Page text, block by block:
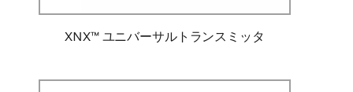
XNX™ ユニバーサルトランスミッタ